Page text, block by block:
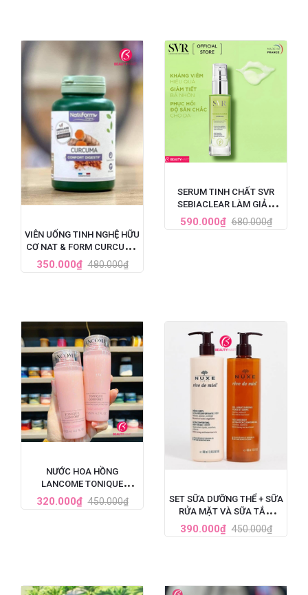
VIÊN UỐNG TINH NGHỆ HỮU
CƠ NAT & FORM CURCUMA
BIO 200 VIÊN PHÁP
350.000₫ 480.000₫
SERUM TINH CHẤT SVR
SEBIACLEAR LÀM GIẢM
MỤN, MỜ NÁM, LÀM MỀM
MỊN DA 30ML
590.000₫ 680.000₫
NƯỚC HOA HỒNG
LANCOME TONIQUE
CONFORT CẤP ẨM DỊU DA
125ML
320.000₫ 450.000₫
SET SỮA DƯỠNG THỂ + SỮA
RỬA MẶT VÀ SỮA TẮM
NUXE REVE DE MIEL TINH
CHẤT MẬT ONG 400ML
390.000₫ 450.000₫